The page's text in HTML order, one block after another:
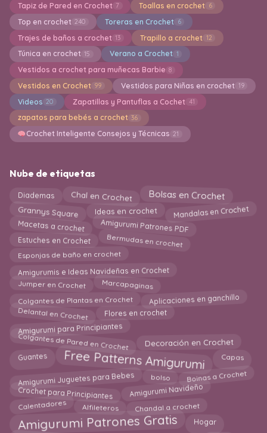
Tapiz de Pared en Crochet 7 Toallas en crochet 6
Top en crochet 240 Toreras en Crochet 6
Trajes de baños a crochet 13 Trapillo a crochet 12
Túnica en crochet 15 Verano a Crochet 1
Vestidos a crochet para muñecas Barbie 8
Vestidos en Crochet 99 Vestidos para Niñas en crochet 19
Videos 20 Zapatillas y Pantuflas a Cochet 41
zapatos para bebés a crochet 36
Crochet Inteligente Consejos y Técnicas 21
Nube de etiquetas
Diademas Chal en Crochet Bolsas en Crochet
Grannys Square Ideas en crochet Mandalas en Crochet
Macetas a crochet Amigurumi Patrones PDF
Estuches en Crochet Bermudas en crochet
Esponjas de baño en crochet
Amigurumis e Ideas Navideñas en Crochet
Jumper en Crochet Marcapaginas
Colgantes de Plantas en Crochet Aplicaciones en ganchillo
Delantal en Crochet Flores en crochet
Amigurumi para Principiantes
Colgantes de Pared en Crochet Decoración en Crochet
Guantes Free Patterns Amigurumi Capas
Amigurumi Juguetes para Bebes bolso Boinas a Crochet
Crochet para Principiantes Amigurumi Navideño
Calentadores Alfileteros Chandal a crochet
Amigurumi Patrones Gratis Hogar